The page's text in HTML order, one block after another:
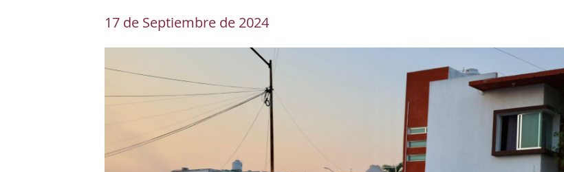
17 de Septiembre de 2024